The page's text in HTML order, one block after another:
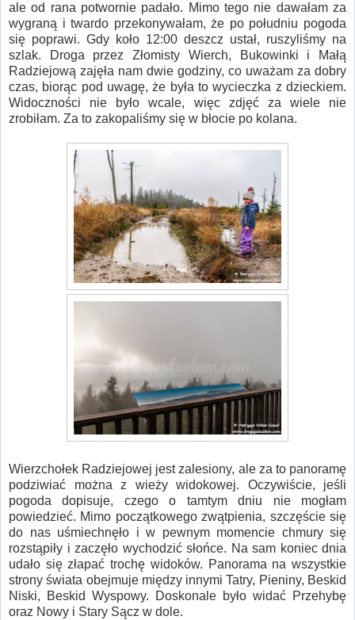
ale od rana potwornie padało. Mimo tego nie dawałam za
wygraną i twardo przekonywałam, że po południu pogoda
się poprawi. Gdy koło 12:00 deszcz ustał, ruszyliśmy na
szlak. Droga przez Złomisty Wierch, Bukowinki i Małą
Radziejową zajęła nam dwie godziny, co uważam za dobry
czas, biorąc pod uwagę, że była to wycieczka z dzieckiem.
Widoczności nie było wcale, więc zdjęć za wiele nie
zrobiłam. Za to zakopaliśmy się w błocie po kolana.
Wierzchołek Radziejowej jest zalesiony, ale za to panoramę
podziwiać można z wieży widokowej. Oczywiście, jeśli
pogoda dopisuje, czego o tamtym dniu nie mogłam
powiedzieć. Mimo początkowego zwątpienia, szczęście się
do nas uśmiechnęło i w pewnym momencie chmury się
rozstąpiły i zaczęło wychodzić słońce. Na sam koniec dnia
udało się złapać trochę widoków. Panorama na wszystkie
strony świata obejmuje między innymi Tatry, Pieniny, Beskid
Niski, Beskid Wyspowy. Doskonale było widać Przehybę
oraz Nowy i Stary Sącz w dole.